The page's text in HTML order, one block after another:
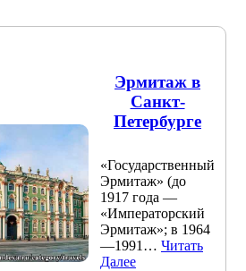
Эрмитаж в
Санкт-
Петербурге
«Государственный
Эрмитаж» (до
1917 года —
«Императорский
Эрмитаж»; в 1964
—1991… Читать
Далее